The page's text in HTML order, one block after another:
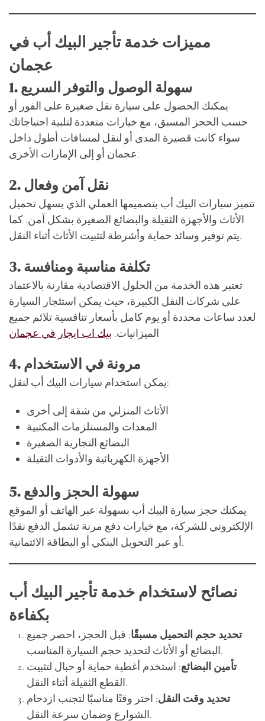
مميزات خدمة تأجير البيك أب في
عجمان
1.سهولة الوصول والتوفر السريع
يمكنك الحصول على سيارة نقل صغيرة على الفور أو
حسب الحجز المسبق، مع خيارات متعددة لتلبية احتياجاتك
سواء كانت قصيرة المدى أو لنقل لمسافات أطول داخل
عجمان أو إلى الإمارات الأخرى.
2.نقل آمن وفعال
تتميز سيارات البيك أب بتصميمها العملي الذي يسهل تحميل
الأثاث والأجهزة الثقيلة والبضائع الصغيرة بشكل آمن. كما
يتم توفير وسائد حماية وأشرطة لتثبيت الأثاث أثناء النقل.
3.تكلفة مناسبة ومنافسة
تعتبر هذه الخدمة من الحلول الاقتصادية مقارنة بالاعتماد
على شركات النقل الكبيرة، حيث يمكن استئجار السيارة
لعدد ساعات محددة أو يوم كامل بأسعار تنافسية تلائم جميع
الميزانيات. بيك اب ايجار في عجمان
4.مرونة في الاستخدام
يمكن استخدام سيارات البيك أب لنقل:
الأثاث المنزلي من شقة إلى أخرى
المعدات والمستلزمات المكتبية
البضائع التجارية الصغيرة
الأجهزة الكهربائية والأدوات الثقيلة
5.سهولة الحجز والدفع
يمكنك حجز سيارة البيك أب بسهولة عبر الهاتف أو الموقع
الإلكتروني للشركة، مع خيارات دفع مرنة تشمل الدفع نقدًا
أو عبر التحويل البنكي أو البطاقة الائتمانية.
نصائح لاستخدام خدمة تأجير البيك أب
بكفاءة
تحديد حجم التحميل مسبقًا: قبل الحجز، احصر جميع
البضائع أو الأثاث لتحديد حجم السيارة المناسب.
تأمين البضائع: استخدم أغطية حماية أو حبال لتثبيت
القطع الثقيلة أثناء النقل.
تحديد وقت النقل: اختر وقتًا مناسبًا لتجنب ازدحام
الشوارع وضمان سرعة النقل.